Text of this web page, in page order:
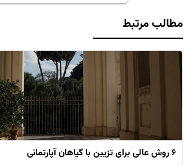
مطالب مرتبط
6 روش عالی برای تزیین با گیاهان آپارتمانی